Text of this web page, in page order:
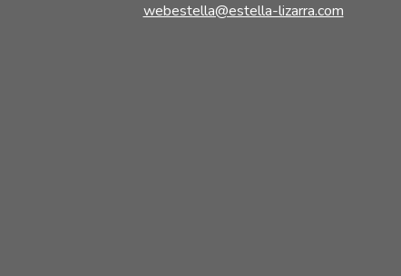
webestella@estella-lizarra.com